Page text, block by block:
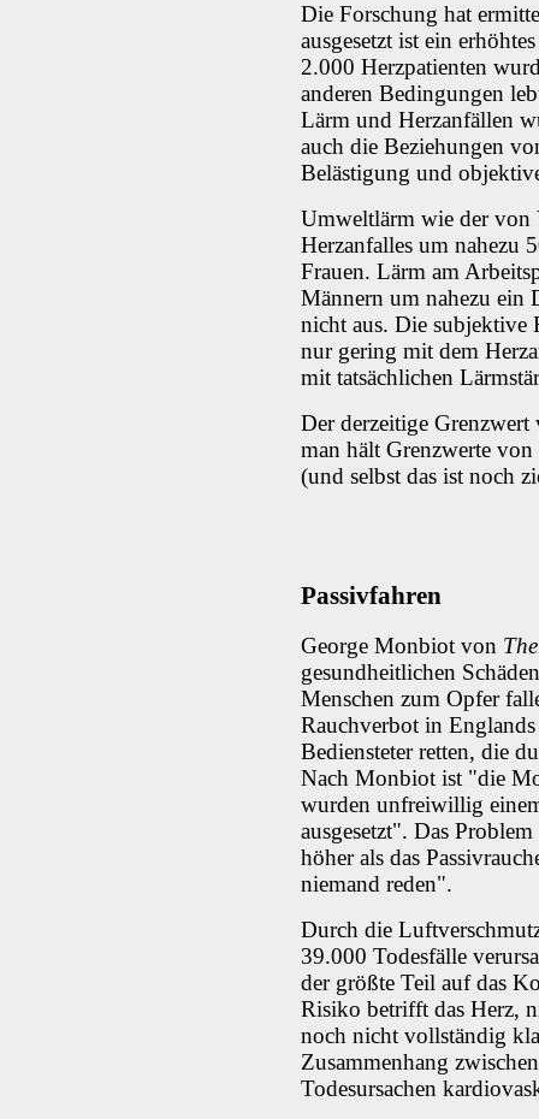
Die Forschung hat
ausgesetzt ist ein
2.000 Herzpatienten
anderen Bedingungen
Lärm und Herzanfällen
auch die Beziehungen
Belästigung und
Umweltlärm wie der von
Herzanfalles um nahezu
Frauen. Lärm am
Männern um nahezu ein
nicht aus. Die subjektive
nur gering mit dem
mit tatsächlichen
Der derzeitige
man hält Grenzwerte
(und selbst das ist noch
Passivfahren
George Monbiot von
gesundheitlichen
Menschen zum Opfer
Rauchverbot in
Bediensteter retten, die
Nach Monbiot ist "die
wurden unfreiwillig
ausgesetzt". Das
höher als das
niemand reden".
Durch die
39.000 Todesfälle
der größte Teil auf das
Risiko betrifft das Herz,
noch nicht vollständig
Zusammenhang
Todesursachen